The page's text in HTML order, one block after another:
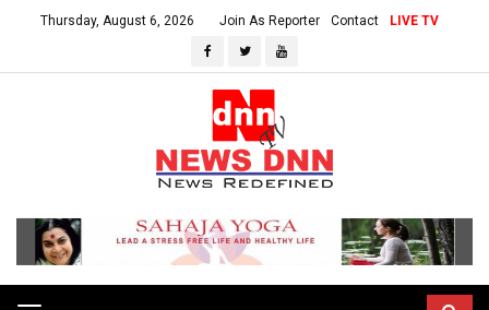
Thursday, August 6, 2026 Join As Reporter Contact LIVE TV